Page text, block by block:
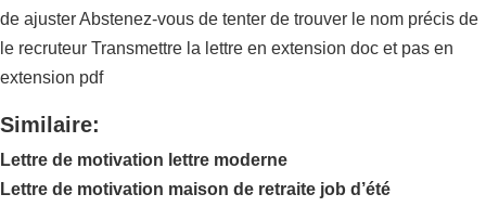
de ajuster Abstenez-vous de tenter de trouver le nom précis de
le recruteur Transmettre la lettre en extension doc et pas en
extension pdf
Similaire:
Lettre de motivation lettre moderne
Lettre de motivation maison de retraite job d’été